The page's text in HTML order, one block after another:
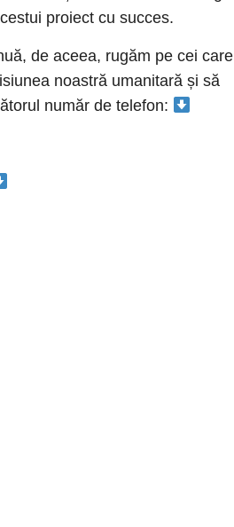
proiect cu succes.
de aceea, rugăm pe cei care
noastră umanitară și să
număr de telefon: